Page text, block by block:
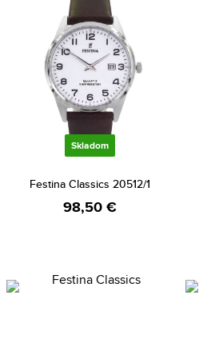
Skladom
Festina Classics 20512/1
98,50 €